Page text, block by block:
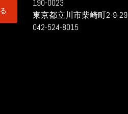
190-0023
東京都立川市柴崎町2-9-29
042-524-8015